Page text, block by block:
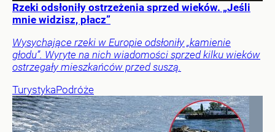
Rzeki odsłoniły ostrzeżenia sprzed wieków. „Jeśli
mnie widzisz, płacz”
Wysychające rzeki w Europie odsłoniły „kamienie
głodu”. Wyryte na nich wiadomości sprzed kilku wieków
ostrzegały mieszkańców przed suszą.
TurystykaPodróże